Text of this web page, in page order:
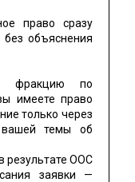
право сразу
без объяснения
фракцию по
имеете право
только через
вашей темы об
OOC
заявки —